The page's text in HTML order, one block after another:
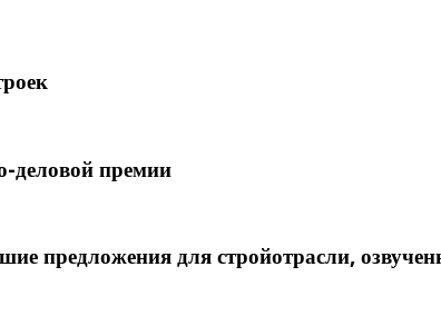
деловой премии
предложения для стройотрасли,